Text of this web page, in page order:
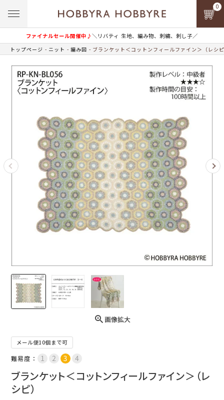
ファイナルセール開催中♪＼リバティ 生地、編み物、刺繍、刺し子／
0
トップページ ニット 編み図 ブランケット＜コットンフィールファイン＞（レシ
画像拡大
メール便10個まで可
難易度：
ブランケット＜コットンフィールファイン＞（レ
シピ）